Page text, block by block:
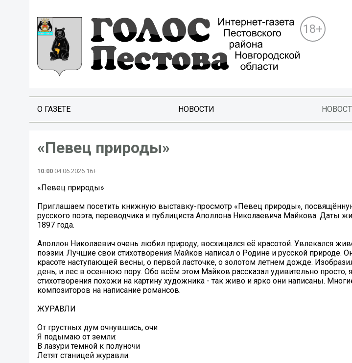
18+
О ГАЗЕТЕ НОВОСТИ
«Певец природы»
10:00 04.06.2026 16+
«Певец природы»
Приглашаем посетить книжную выставку-просмотр «Певец природы»,
русского поэта, переводчика и публициста Аполлона Николаевича Майкова. Даты
1897 года.
Аполлон Николаевич очень любил природу, восхищался её красотой. Увлекался
поэзии. Лучшие свои стихотворения Майков написал о Родине и русской природе.
красоте наступающей весны, о первой ласточке, о золотом летнем дожде.
день, и лес в осеннюю пору. Обо всём этом Майков рассказал удивительно просто,
стихотворения похожи на картину художника - так живо и ярко они написаны.
композиторов на написание романсов.
ЖУРАВЛИ
От грустных дум очнувшись, очи
Я подымаю от земли:
В лазури темной к полуночи
Летят станицей журавли.